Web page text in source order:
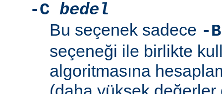
-C bedel
Bu seçenek sadece -B
seçeneği ile birlikte
algoritmasına